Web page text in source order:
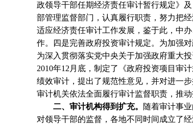
政领导干部任期经济责任审计暂行规定》
部管理监督部门，认真履行职责，努力把
适应经济责任审计工作发展，鉴于此，中
作。四是完善政府投资审计规定。为加强
为深入贯彻落实党中央关于加强政府重大
2010年12 月底，制定了《政府投资项目审
绩效审计，提出了规范性意见，并对进一
审计机关依法全面履行审计监督职责，推
二、审计机构得到扩充。
随着审计事
对领导干部的监督，各地不同时间成立了